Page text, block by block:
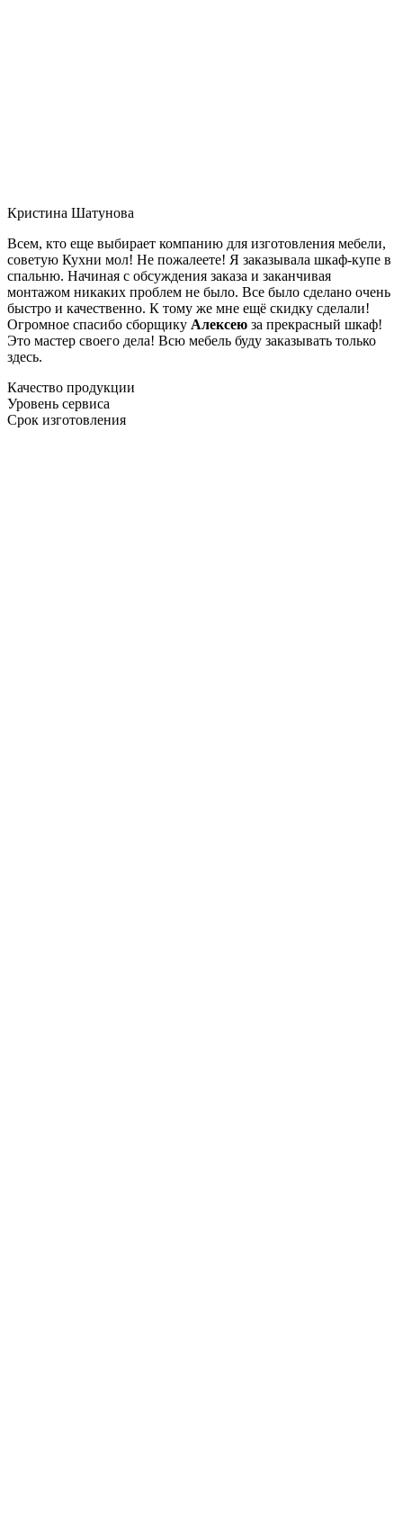
Кристина Шатунова
Всем, кто еще выбирает компанию для изготовления мебели,
советую Кухни мол! Не пожалеете! Я заказывала шкаф-купе в
спальню. Начиная с обсуждения заказа и заканчивая
монтажом никаких проблем не было. Все было сделано очень
быстро и качественно. К тому же мне ещё скидку сделали!
Огромное спасибо сборщику Алексею за прекрасный шкаф!
Это мастер своего дела! Всю мебель буду заказывать только
здесь.
Качество продукции
Уровень сервиса
Срок изготовления